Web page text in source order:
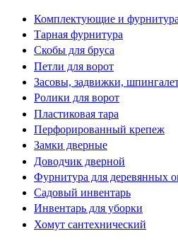
Комплектующие и
Тарная фурнитура
Скобы для бруса
Петли для ворот
Засовы, задвижки,
Ролики для ворот
Пластиковая тара
Перфорированный крепеж
Замки дверные
Доводчик дверной
Фурнитура для деревянных
Садовый инвентарь
Инвентарь для уборки
Хомут сантехнический